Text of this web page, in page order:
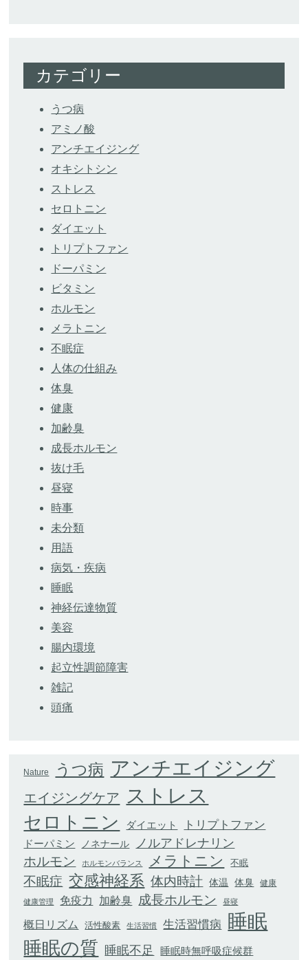
カテゴリー
うつ病
アミノ酸
アンチエイジング
オキシトシン
ストレス
セロトニン
ダイエット
トリプトファン
ドーパミン
ビタミン
ホルモン
メラトニン
不眠症
人体の仕組み
体臭
健康
加齢臭
成長ホルモン
抜け毛
昼寝
時事
未分類
用語
病気・疾病
睡眠
神経伝達物質
美容
腸内環境
起立性調節障害
雑記
頭痛
Nature うつ病 アンチエイジング
エイジングケア ストレス
セロトニン ダイエット トリプトファン
ドーパミン ノネナール ノルアドレナリン
ホルモン ホルモンバランス メラトニン 不眠
不眠症 交感神経系 体内時計 体温 体臭 健康
健康管理 免疫力 加齢臭 成長ホルモン 昼寝
概日リズム 活性酸素 生活習慣 生活習慣病 睡眠
睡眠の質 睡眠不足 睡眠時無呼吸症候群